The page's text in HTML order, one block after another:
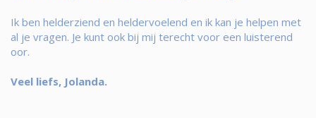
Ik ben helderziend en heldervoelend en ik kan je helpen met
al je vragen. Je kunt ook bij mij terecht voor een luisterend
oor.
Veel liefs, Jolanda.